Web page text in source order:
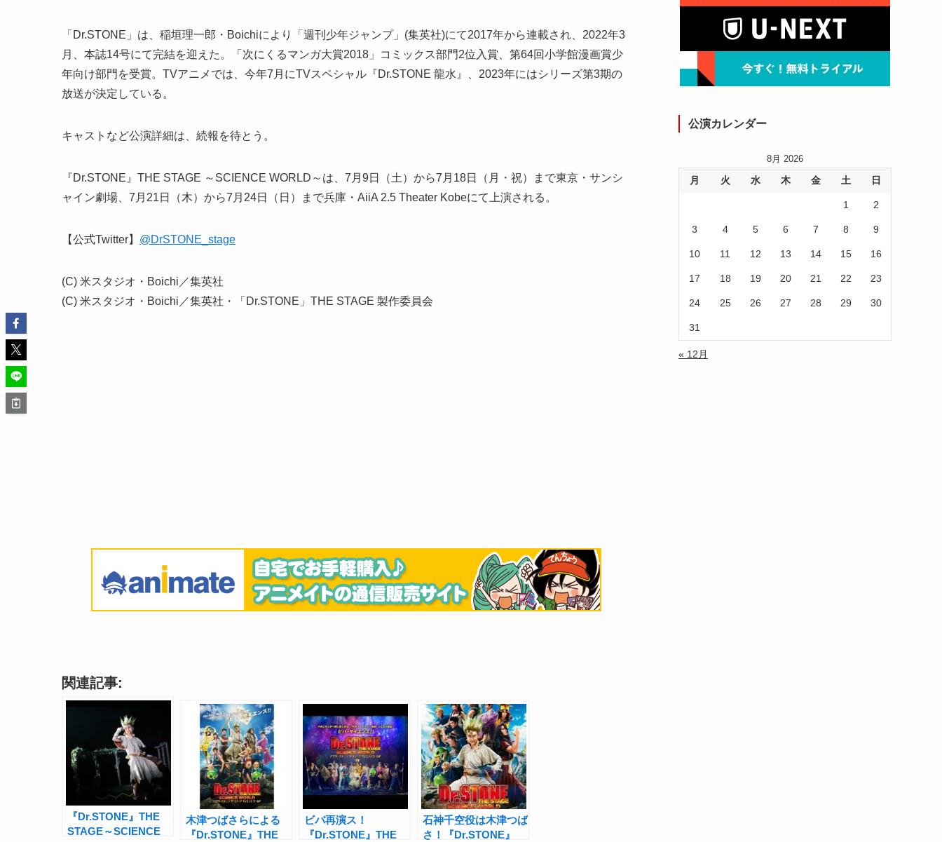
「Dr.STONE」は、稲垣理一郎・Boichiにより「週刊少年ジャンプ」(集英社)にて2017年から連載され、2022年3
月、本誌14号にて完結を迎えた。「次にくるマンガ大賞2018」コミックス部門2位入賞、第64回小学館漫画賞少
年向け部門を受賞。TVアニメでは、今年7月にTVスペシャル『Dr.STONE 龍水』、2023年にはシリーズ第3期の
放送が決定している。
キャストなど公演詳細は、続報を待とう。
『Dr.STONE』THE STAGE ～SCIENCE WORLD～は、7月9日（土）から7月18日（月・祝）まで東京・サンシ
ャイン劇場、7月21日（木）から7月24日（日）まで兵庫・AiiA 2.5 Theater Kobeにて上演される。
【公式Twitter】 @DrSTONE_stage
(C) 米スタジオ・Boichi／集英社
(C) 米スタジオ・Boichi／集英社・「Dr.STONE」THE STAGE 製作委員会
関連記事:
『Dr.STONE』THE
STAGE～SCIENCE
木津つばさらによる
『Dr.STONE』THE
ビバ再演ス！
『Dr.STONE』THE
石神千空役は木津つば
さ！『Dr.STONE』
公演カレンダー
8月 2026
月 火 水 木 金 土 日
1 2
3 4 5 6 7 8 9
10 11 12 13 14 15 16
17 18 19 20 21 22 23
24 25 26 27 28 29 30
31
« 12月